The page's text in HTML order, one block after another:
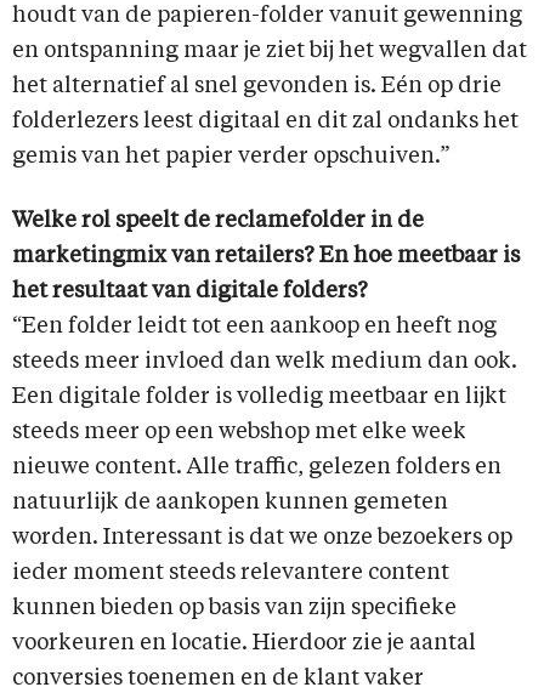
houdt van de papieren-folder vanuit gewenning
en ontspanning maar je ziet bij het wegvallen dat
het alternatief al snel gevonden is. Eén op drie
folderlezers leest digitaal en dit zal ondanks het
gemis van het papier verder opschuiven.”
Welke rol speelt de reclamefolder in de
marketingmix van retailers? En hoe meetbaar is
het resultaat van digitale folders?
“Een folder leidt tot een aankoop en heeft nog
steeds meer invloed dan welk medium dan ook.
Een digitale folder is volledig meetbaar en lijkt
steeds meer op een webshop met elke week
nieuwe content. Alle traffic, gelezen folders en
natuurlijk de aankopen kunnen gemeten
worden. Interessant is dat we onze bezoekers op
ieder moment steeds relevantere content
kunnen bieden op basis van zijn specifieke
voorkeuren en locatie. Hierdoor zie je aantal
conversies toenemen en de klant vaker